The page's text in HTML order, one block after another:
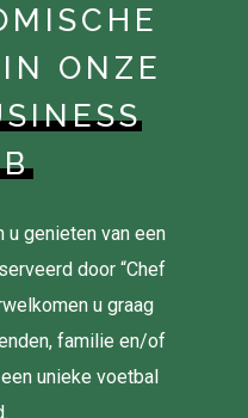
ONZE
u genieten van een
door “Chef
u graag
familie en/of
unieke voetbal